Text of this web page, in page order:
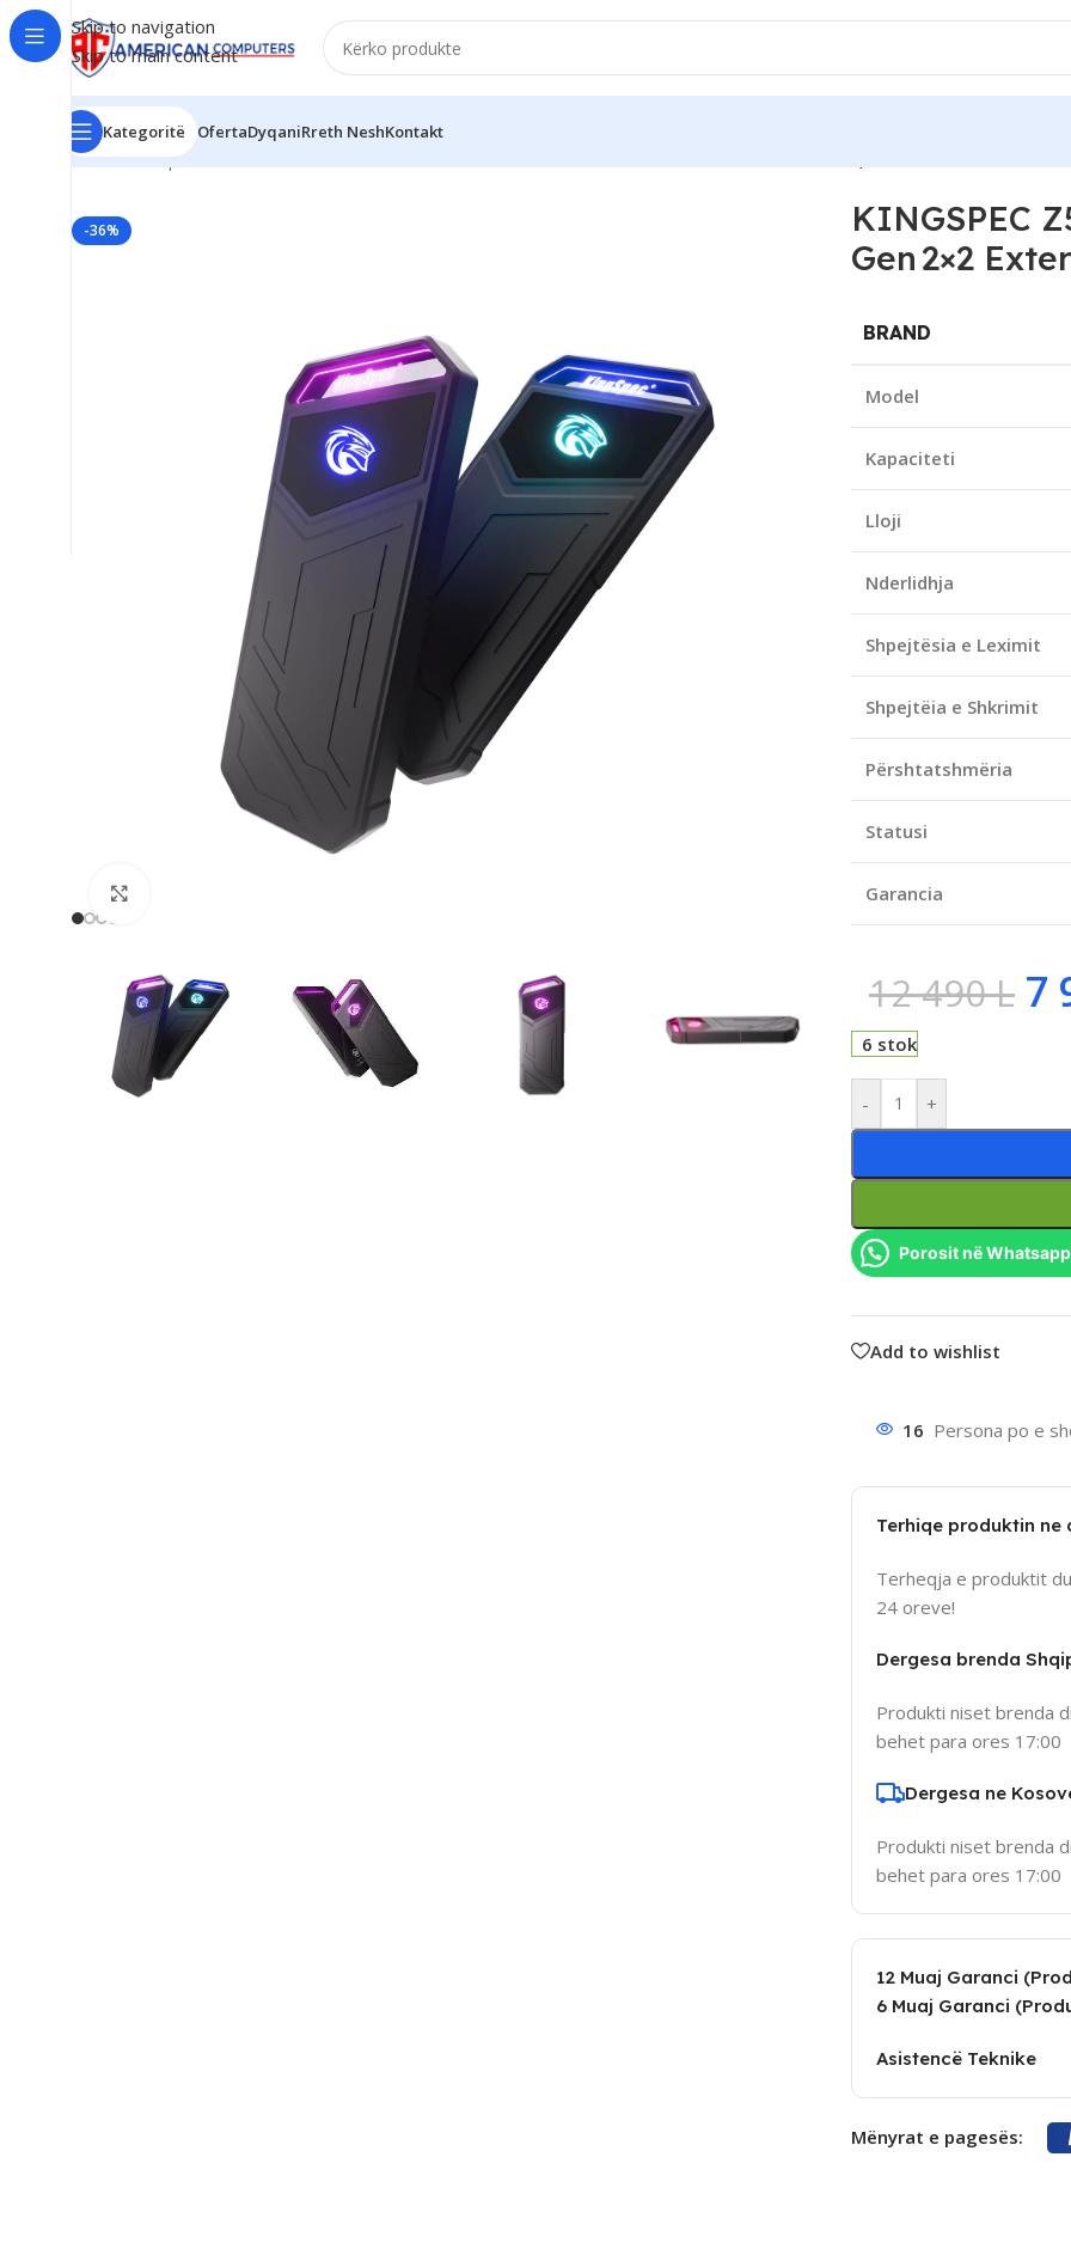
Skip to navigation
Skip to main content
Kategoritë OfertaDyqaniRreth NeshKontakt
Kreu/Komponent PC
-36%
KINGSPEC
Gen 2×2
BRAND
Model
Kapaciteti
Lloji
Nderlidhja
Shpejtësia e Leximit
Shpejtëia e Shkrimit
Përshtatshmëria
Statusi
Garancia
12 490L 7
6 stok
- +
Porosit në
Add to wishlist
16 Persona po e
Terhiqe produktin ne
Terheqja e produktit
24 oreve!
Dergesa brenda
Produkti niset brenda
behet para ores 17:00
Dergesa ne
Produkti niset brenda
behet para ores 17:00
12 Muaj Garanci
6 Muaj Garanci
Asistencë Teknike
Mënyrat e pagesës: